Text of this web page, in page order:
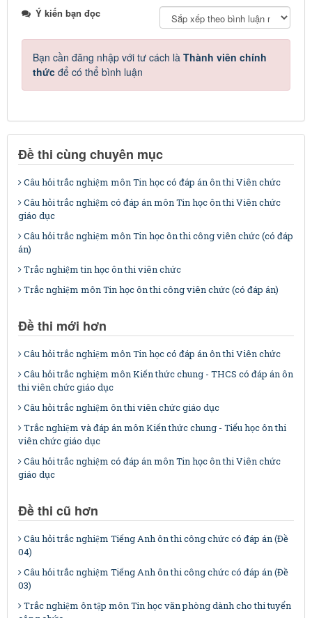
Ý kiến bạn đọc
Bạn cần đăng nhập với tư cách là Thành viên chính
thức để có thể bình luận
Đề thi cùng chuyên mục
Câu hỏi trắc nghiệm môn Tin học có đáp án ôn thi Viên chức
Câu hỏi trắc nghiệm có đáp án môn Tin học ôn thi Viên chức
giáo dục
Câu hỏi trắc nghiệm môn Tin học ôn thi công viên chức (có đáp
án)
Trắc nghiệm tin học ôn thi viên chức
Trắc nghiệm môn Tin học ôn thi công viên chức (có đáp án)
Đề thi mới hơn
Câu hỏi trắc nghiệm môn Tin học có đáp án ôn thi Viên chức
Câu hỏi trắc nghiệm môn Kiến thức chung - THCS có đáp án ôn
thi viên chức giáo dục
Câu hỏi trắc nghiệm ôn thi viên chức giáo dục
Trắc nghiệm và đáp án môn Kiến thức chung - Tiểu học ôn thi
viên chức giáo dục
Câu hỏi trắc nghiệm có đáp án môn Tin học ôn thi Viên chức
giáo dục
Đề thi cũ hơn
Câu hỏi trắc nghiệm Tiếng Anh ôn thi công chức có đáp án (Đề
04)
Câu hỏi trắc nghiệm Tiếng Anh ôn thi công chức có đáp án (Đề
03)
Trắc nghiệm ôn tập môn Tin học văn phòng dành cho thi tuyển